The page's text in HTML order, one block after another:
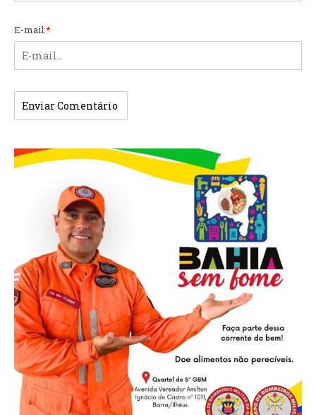
E-mail:*